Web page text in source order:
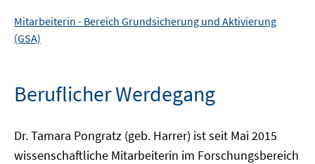
Mitarbeiterin - Bereich Grundsicherung und Aktivierung
(GSA)
Beruflicher Werdegang
Dr. Tamara Pongratz (geb. Harrer) ist seit Mai 2015
wissenschaftliche Mitarbeiterin im Forschungsbereich